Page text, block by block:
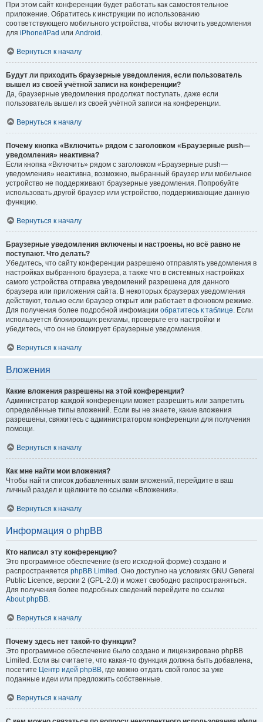
При этом сайт конференции будет работать как самостоятельное
приложение. Обратитесь к инструкции по использованию
соответствующего мобильного устройства, чтобы включить уведомления
для iPhone/iPad или Android .
Вернуться к началу
Будут ли приходить браузерные уведомления, если пользователь
вышел из своей учётной записи на конференции?
Да, браузерные уведомления продолжат поступать, даже если
пользователь вышел из своей учётной записи на конференции.
Вернуться к началу
Почему кнопка «Включить» рядом с заголовком «Браузерные push—
уведомления» неактивна?
Если кнопка «Включить» рядом с заголовком «Браузерные push—
уведомления» неактивна, возможно, выбранный браузер или мобильное
устройство не поддерживают браузерные уведомления. Попробуйте
использовать другой браузер или устройство, поддерживающие данную
функцию.
Вернуться к началу
Браузерные уведомления включены и настроены, но всё равно не
поступают. Что делать?
Убедитесь, что сайту конференции разрешено отправлять уведомления в
настройках выбранного браузера, а также что в системных настройках
самого устройства отправка уведомлений разрешена для данного
браузера или приложения сайта. В некоторых браузерах уведомления
действуют, только если браузер открыт или работает в фоновом режиме.
Для получения более подробной инфомации обратитесь к таблице. Если
используется блокировщик рекламы, проверьте его настройки и
убедитесь, что он не блокирует браузерные уведомления.
Вернуться к началу
Вложения
Какие вложения разрешены на этой конференции?
Администратор каждой конференции может разрешить или запретить
определённые типы вложений. Если вы не знаете, какие вложения
разрешены, свяжитесь с администратором конференции для получения
помощи.
Вернуться к началу
Как мне найти мои вложения?
Чтобы найти список добавленных вами вложений, перейдите в ваш
личный раздел и щёлкните по ссылке «Вложения».
Вернуться к началу
Информация о phpBB
Кто написал эту конференцию?
Это программное обеспечение (в его исходной форме) создано и
распространяется phpBB Limited . Оно доступно на условиях GNU General
Public Licence, версии 2 (GPL-2.0) и может свободно распространяться.
Для получения более подробных сведений перейдите по ссылке
About phpBB.
Вернуться к началу
Почему здесь нет такой-то функции?
Это программное обеспечение было создано и лицензировано phpBB
Limited. Если вы считаете, что какая-то функция должна быть добавлена,
посетите Центр идей phpBB, где можно отдать свой голос за уже
поданные идеи или предложить собственные.
Вернуться к началу